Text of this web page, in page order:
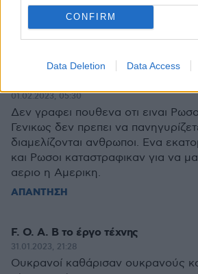
CONFIRM
Data Deletion Data Access
04.02.2023, 17:30
θάνατο στούs erdοgan & putin .
ΑΠΑΝΤΗΣΗ
01.02.2023, 05:30
Δεν γραφει πουθενα οτι ειναι
Γενικως δεν πρεπει να
διαμελίζονται ανθρωποι. Ενα
και Ρωσοι καταστραφικαν για να
αεριο η Αμερικη.
ΑΠΑΝΤΗΣΗ
F. O. A. B το έργο τέχνης
31.01.2023, 21:28
Ουκρανοί καθάρισαν ουκρανούς